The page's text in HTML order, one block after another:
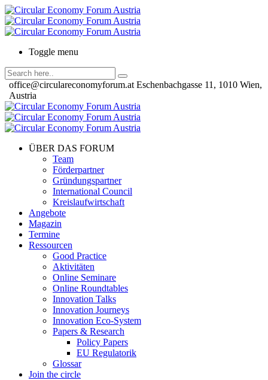
Toggle menu
office@circulareconomyforum.at Eschenbachgasse 11, 1010 Wien,
Austria
ÜBER DAS FORUM
Team
Förderpartner
Gründungspartner
International Council
Kreislaufwirtschaft
Angebote
Magazin
Termine
Ressourcen
Good Practice
Aktivitäten
Online Seminare
Online Roundtables
Innovation Talks
Innovation Journeys
Innovation Eco-System
Papers & Research
Policy Papers
EU Regulatorik
Glossar
Join the circle